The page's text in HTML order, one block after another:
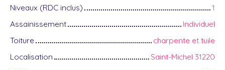
Niveaux (RDC inclus)
1
Assainissement
Individuel
Toiture
charpente et tuile
Localisation
Saint-Michel 31220